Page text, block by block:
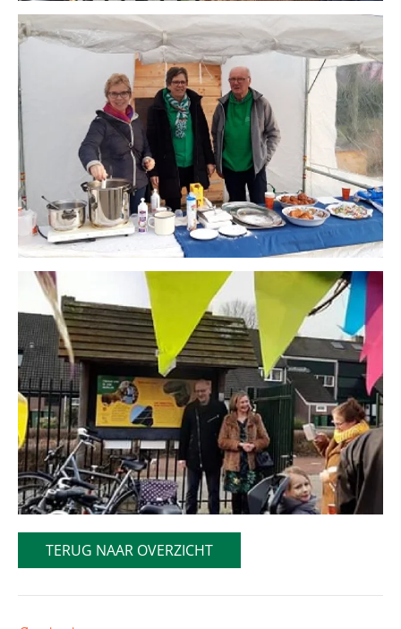
TERUG NAAR OVERZICHT